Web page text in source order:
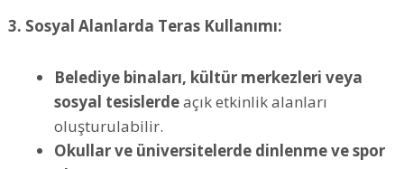
3. Sosyal Alanlarda Teras Kullanımı:
Belediye binaları, kültür merkezleri veya
sosyal tesislerdeaçık etkinlik alanları
oluşturulabilir.
Okullar ve üniversitelerde dinlenme ve spor